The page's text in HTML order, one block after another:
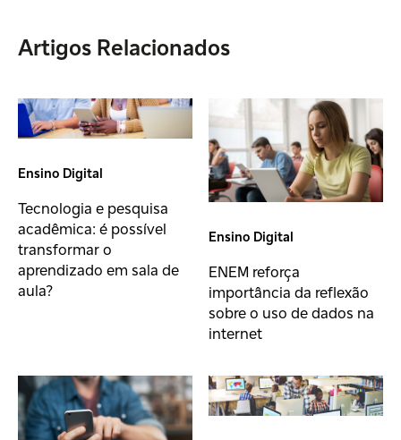
Artigos Relacionados
Ensino Digital
Tecnologia e pesquisa
acadêmica: é possível
transformar o
aprendizado em sala de
aula?
Ensino Digital
ENEM reforça
importância da reflexão
sobre o uso de dados na
internet